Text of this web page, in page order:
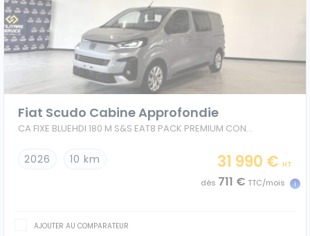
Citroën
Fiat
Ford
Isuzu
Iveco
Nissan
Fiat Scudo Cabine Approfondie
CA FIXE BLUEHDI 180 M S&S EAT8 PACK PREMIUM CONNECT
2026 10 km 31 990 € HT
dès 711 € TTC/mois
AJOUTER AU COMPARATEUR